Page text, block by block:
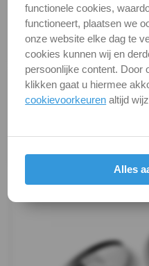
-
m12
DIN
603
-
Vleugelbouten
Kwaliteit
Verpakking
Alle maten zijn in
Foto's van producten
verandert niets aan hun
functionele cookies,
functioneert, plaatsen we
onze website elke dag te
cookies kunnen wij en
persoonlijke content. Door
klikken gaat u hiermee
cookievoorkeuren altijd
Alles